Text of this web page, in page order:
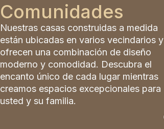
Comunidades
Nuestras casas construidas a medida
están ubicadas en varios vecindarios y
ofrecen una combinación de diseño
moderno y comodidad. Descubra el
encanto único de cada lugar mientras
creamos espacios excepcionales para
usted y su familia.